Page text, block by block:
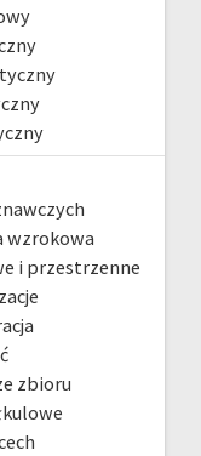
wzrokowa
i przestrzenne
zbioru